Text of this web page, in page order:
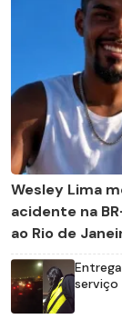
Wesley Lima
acidente na
ao Rio de
serviço